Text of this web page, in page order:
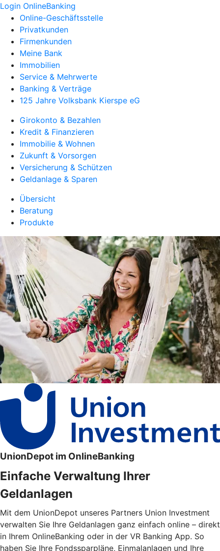
Login OnlineBanking
Online-Geschäftsstelle
Privatkunden
Firmenkunden
Meine Bank
Immobilien
Service & Mehrwerte
Banking & Verträge
125 Jahre Volksbank Kierspe eG
Girokonto & Bezahlen
Kredit & Finanzieren
Immobilie & Wohnen
Zukunft & Vorsorgen
Versicherung & Schützen
Geldanlage & Sparen
Übersicht
Beratung
Produkte
UnionDepot im OnlineBanking
Einfache Verwaltung Ihrer
Geldanlagen
Mit dem UnionDepot unseres Partners Union Investment
verwalten Sie Ihre Geldanlagen ganz einfach online – direkt
in Ihrem OnlineBanking oder in der VR Banking App. So
haben Sie Ihre Fondssparpläne, Einmalanlagen und Ihre